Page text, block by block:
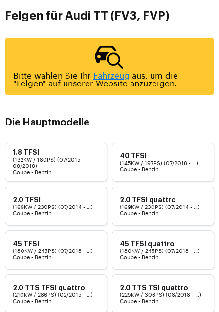
Felgen für Audi TT (FV3, FVP)
Bitte wählen Sie Ihr Fahrzeug aus, um die
"Felgen" auf unserer Website anzuzeigen.
Die Hauptmodelle
1.8 TFSI
(132KW / 180PS) (07/2015 -
08/2018)
Coupe - Benzin
40 TFSI
(145KW / 197PS) (07/2018 - ...)
Coupe - Benzin
2.0 TFSI
(169KW / 230PS) (07/2014 - ...)
Coupe - Benzin
2.0 TFSI quattro
(169KW / 230PS) (07/2014 - ...)
Coupe - Benzin
45 TFSI
(180KW / 245PS) (07/2018 - ...)
Coupe - Benzin
45 TFSI quattro
(180KW / 245PS) (07/2018 - ...)
Coupe - Benzin
2.0 TTS TFSI quattro
(210KW / 286PS) (02/2015 - ...)
Coupe - Benzin
2.0 TTS TSI quattro
(225KW / 306PS) (08/2018 - ...)
Coupe - Benzin